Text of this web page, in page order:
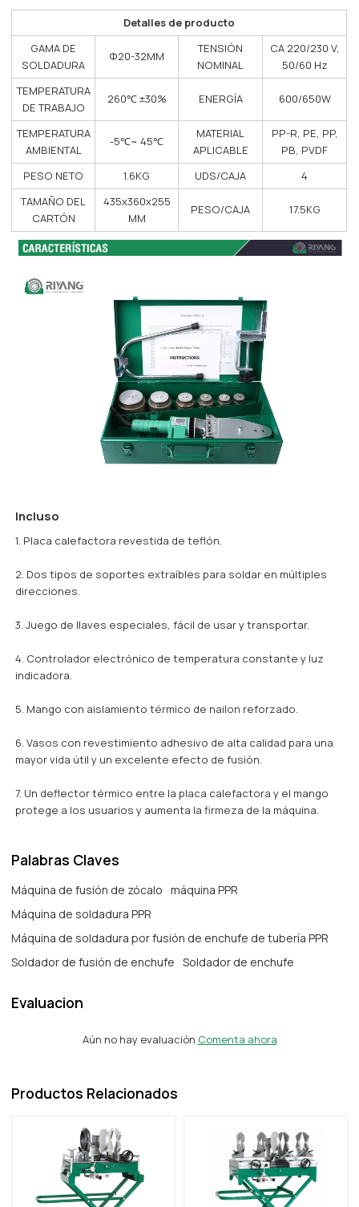
Detalles de producto
GAMA DE
SOLDADURA
Φ20-32MM
TENSIÓN
NOMINAL
CA 220/230 V,
50/60 Hz
TEMPERATURA
DE TRABAJO
260℃ ±30% ENERGÍA 600/650W
TEMPERATURA
AMBIENTAL
-5℃~ 45℃
MATERIAL
APLICABLE
PP-R, PE, PP,
PB, PVDF
PESO NETO
1.6KG UDS/CAJA
4
TAMAÑO DEL
CARTÓN
435x360x255
MM
PESO/CAJA 17.5KG
Incluso
1. Placa calefactora revestida de teflón.
2. Dos tipos de soportes extraíbles para soldar en múltiples
direcciones.
3. Juego de llaves especiales, fácil de usar y transportar.
4. Controlador electrónico de temperatura constante y luz
indicadora.
5. Mango con aislamiento térmico de nailon reforzado.
6. Vasos con revestimiento adhesivo de alta calidad para una
mayor vida útil y un excelente efecto de fusión.
7. Un deflector térmico entre la placa calefactora y el mango
protege a los usuarios y aumenta la firmeza de la máquina.
Palabras Claves
Máquina de fusión de zócalo
máquina PPR
Máquina de soldadura PPR
Máquina de soldadura por fusión de enchufe de tubería PPR
Soldador de fusión de enchufe
Soldador de enchufe
Evaluacion
Aún no hay evaluación Comenta ahora
Productos Relacionados